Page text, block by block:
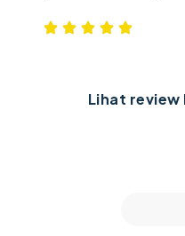
Lihat review